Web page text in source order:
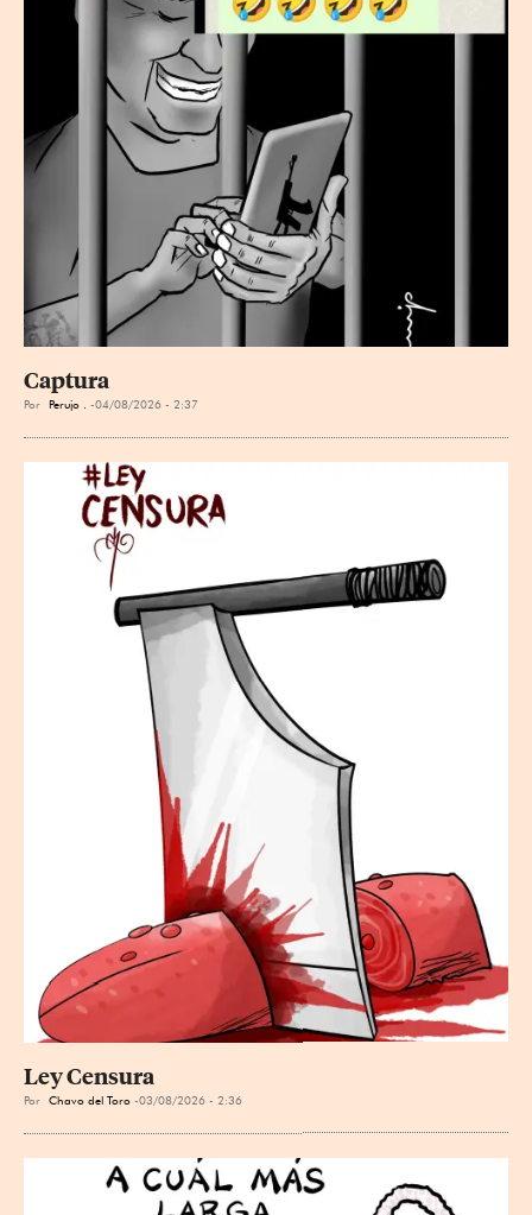
Captura
Por Perujo . 04/08/2026 - 2:37
Ley Censura
Por Chavo del Toro 03/08/2026 - 2:36